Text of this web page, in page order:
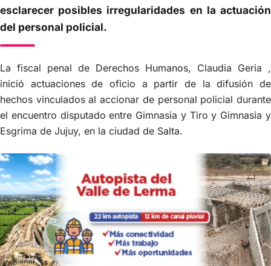
esclarecer posibles irregularidades en la actuación
del personal policial.
La fiscal penal de Derechos Humanos, Claudia Geria ,
inició actuaciones de oficio a partir de la difusión de
hechos vinculados al accionar de personal policial durante
el encuentro disputado entre Gimnasia y Tiro y Gimnasia y
Esgrima de Jujuy, en la ciudad de Salta.